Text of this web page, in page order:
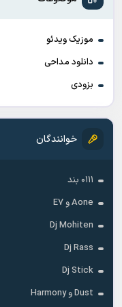
موزیک ویدئو
دانلود مداحی
بزودی
خوانندگان
۰۱۱۱ بند
Aone و E7
Dj Mohiten
Dj Rass
Dj Stick
Dust و Harmony